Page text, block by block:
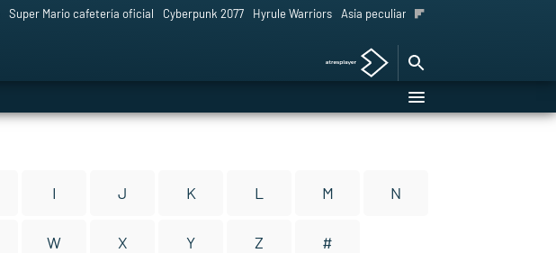
Super Mario cafetería oficial Cyberpunk 2077 Hyrule Warriors Asia peculiar tradición
I J K L M N
W X Y Z #